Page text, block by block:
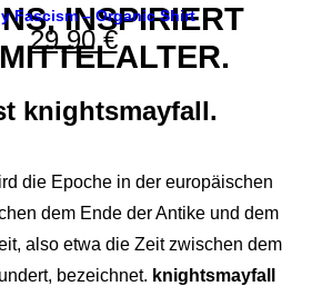
Fascism – Organic Shirt
29,90€
INSPIRIERT
knightsmayfall.
die Epoche in der europäischen
dem Ende der Antike und dem
also etwa die Zeit zwischen dem
bezeichnet. knightsmayfall